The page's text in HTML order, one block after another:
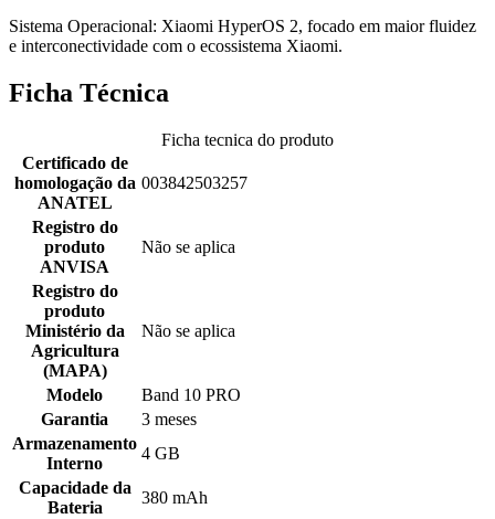
Sistema Operacional: Xiaomi HyperOS 2, focado em maior fluidez
e interconectividade com o ecossistema Xiaomi.
Ficha Técnica
Ficha tecnica do produto
Certificado de
homologação da
ANATEL
003842503257
Registro do
produto
ANVISA
Não se aplica
Registro do
produto
Ministério da
Agricultura
(MAPA)
Não se aplica
Modelo
Band 10 PRO
Garantia
3 meses
Armazenamento
Interno
4 GB
Capacidade da
Bateria
380 mAh